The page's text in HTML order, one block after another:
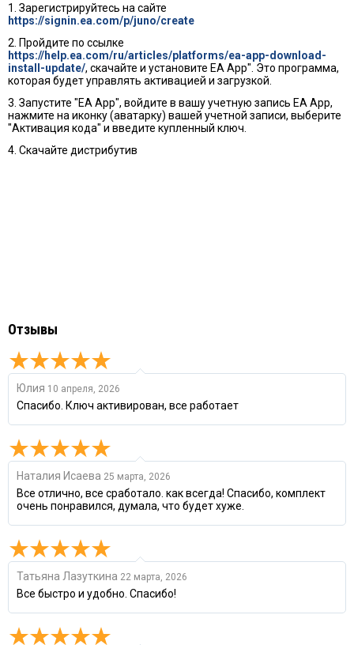
1. Зарегистрируйтесь на сайте
https://signin.ea.com/p/juno/create
2. Пройдите по ссылке
https://help.ea.com/ru/articles/platforms/ea-app-download-
install-update/, скачайте и установите EA App". Это программа,
которая будет управлять активацией и загрузкой.
3. Запустите "EA App", войдите в вашу учетную запись EA App,
нажмите на иконку (аватарку) вашей учетной записи, выберите
"Активация кода" и введите купленный ключ.
4. Скачайте дистрибутив
Отзывы
Юлия 10 апреля, 2026
Спасибо. Ключ активирован, все работает
Наталия Исаева 25 марта, 2026
Все отлично, все сработало. как всегда! Спасибо, комплект
очень понравился, думала, что будет хуже.
Татьяна Лазуткина 22 марта, 2026
Все быстро и удобно. Спасибо!